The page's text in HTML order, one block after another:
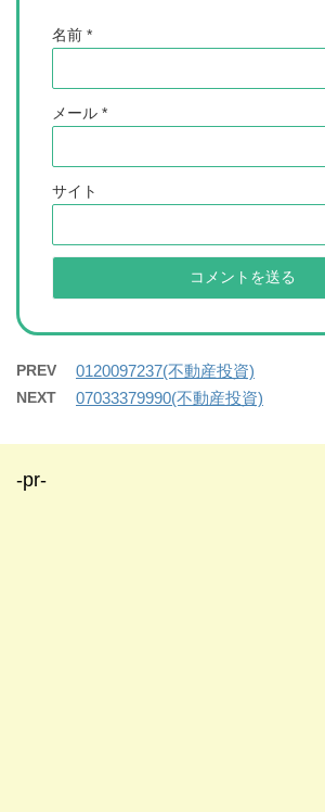
名前 *
メール *
サイト
PREV 0120097237(不動産投資)
NEXT 07033379990(不動産投資)
-pr-